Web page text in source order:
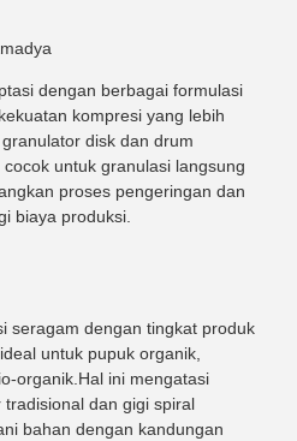
dengan berbagai formulasi
kompresi yang lebih
disk dan drum
untuk granulasi langsung
proses pengeringan dan
biaya produksi.
seragam dengan tingkat produk
ideal untuk pupuk organik,
organik.Hal ini mengatasi
dan gigi spiral
bahan dengan kandungan